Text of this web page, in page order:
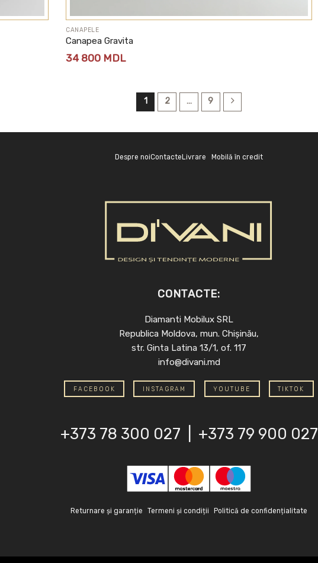
CANAPELE
Canapea Gravita
34 800 MDL
1 2 … 9
Despre noiContacte Livrare Mobilă în credit
CONTACTE:
Diamanti Mobilux SRL
Republica Moldova, mun. Chișinău,
str. Ginta Latina 13/1, of. 117
info@divani.md
FACEBOOK INSTAGRAM YOUTUBE TIKTOK
+373 78 300 027 +373 79 900 027
Returnare și garanție Termeni și condiții Politică de confidențialitate